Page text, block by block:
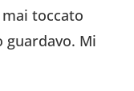
mai toccato
guardavo. Mi